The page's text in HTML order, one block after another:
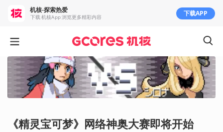
《精灵宝可梦》网络神奥大赛即将开始
机核-探索热爱
下载 机核App 浏览更多精彩内容 下载APP